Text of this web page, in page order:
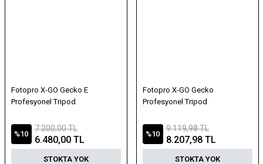
Fotopro X-GO Gecko E
Profesyonel Tripod
%10
7.200,00 TL
6.480,00 TL
STOKTA YOK
Fotopro X-GO Gecko
Profesyonel Tripod
%10
9.119,98 TL
8.207,98 TL
STOKTA YOK